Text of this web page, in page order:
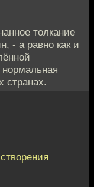
толкание
- а равно как и
странах.